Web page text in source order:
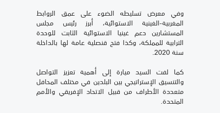
وفي معرض تسليطه الضوء على عمق الروابط
المغربية-الغينية الاستوائية، أبرز رئيس مجلس
المستشارين دعم غينيا الاستوائية الثابت للوحدة
الترابية للمملكة، وكذا فتح قنصلية عامة لها بالداخلة
سنة 2020.
كما لفت السيد ميارة إلى أهمية تعزيز التواصل
والتنسيق الإستراتيجي بين البلدين في مختلف المحافل
متعددة الأطراف من قبيل الاتحاد الإفريقي والأمم
المتحدة.